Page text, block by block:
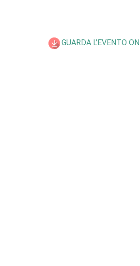
GUARDA L'EVENTO